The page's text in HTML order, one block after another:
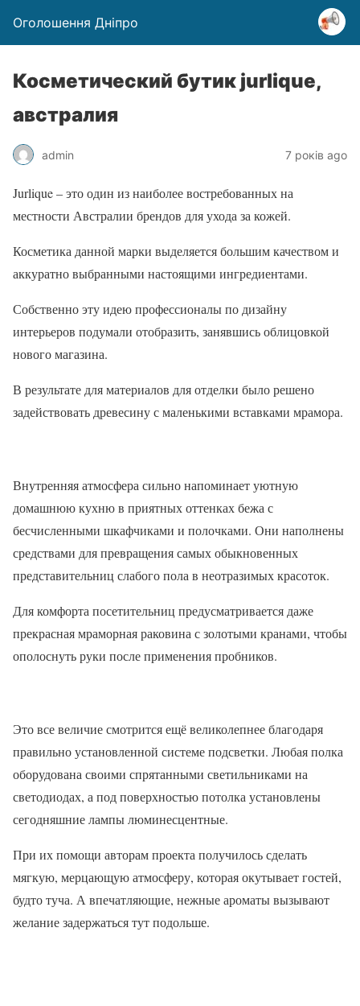
Оголошення Дніпро
Косметический бутик jurlique,
австралия
admin 7 років ago
Jurlique – это один из наиболее востребованных на
местности Австралии брендов для ухода за кожей.
Косметика данной марки выделяется большим качеством и
аккуратно выбранными настоящими ингредиентами.
Собственно эту идею профессионалы по дизайну
интерьеров подумали отобразить, занявшись облицовкой
нового магазина.
В результате для материалов для отделки было решено
задействовать древесину с маленькими вставками мрамора.
Внутренняя атмосфера сильно напоминает уютную
домашнюю кухню в приятных оттенках бежа с
бесчисленными шкафчиками и полочками. Они наполнены
средствами для превращения самых обыкновенных
представительниц слабого пола в неотразимых красоток.
Для комфорта посетительниц предусматривается даже
прекрасная мраморная раковина с золотыми кранами, чтобы
ополоснуть руки после применения пробников.
Это все величие смотрится ещё великолепнее благодаря
правильно установленной системе подсветки. Любая полка
оборудована своими спрятанными светильниками на
светодиодах, а под поверхностью потолка установлены
сегодняшние лампы люминесцентные.
При их помощи авторам проекта получилось сделать
мягкую, мерцающую атмосферу, которая окутывает гостей,
будто туча. А впечатляющие, нежные ароматы вызывают
желание задержаться тут подольше.